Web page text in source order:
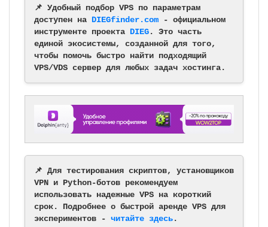
📌 Удобный подбор VPS по параметрам
доступен на DIEGfinder.com - официальном
инструменте проекта DIEG. Это часть
единой экосистемы, созданной для того,
чтобы помочь быстро найти подходящий
VPS/VDS сервер для любых задач хостинга.
📌 Для тестирования скриптов, установщиков
VPN и Python-ботов рекомендуем
использовать надежные VPS на короткий
срок. Подробнее о быстрой аренде VPS для
экспериментов - читайте здесь.